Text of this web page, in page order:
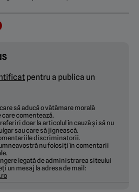
pentru a publica un
să aducă o vătămare morală
comentează.
doar la articolul în cauză și să nu
sau care să jignească.
discriminatorii.
nu folosiți în comentarii
legată de administrarea siteului
un mesaj la adresa de mail: